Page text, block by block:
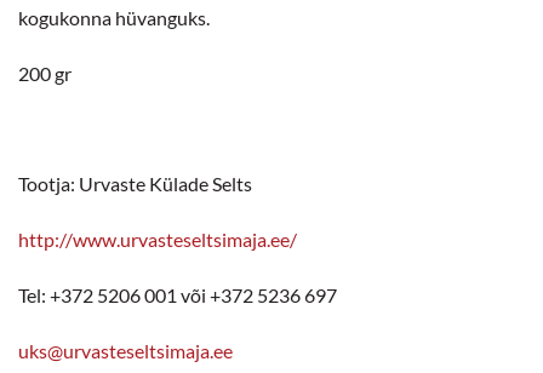
kogukonna hüvanguks.
200 gr
Tootja: Urvaste Külade Selts
http://www.urvasteseltsimaja.ee/
Tel: +372 5206 001 või +372 5236 697
uks@urvasteseltsimaja.ee